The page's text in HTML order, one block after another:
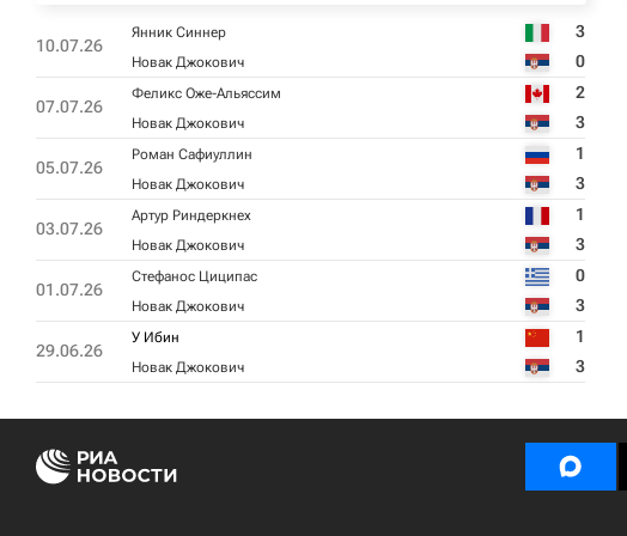
10.07.26
Янник Синнер 3
Новак Джокович 0
07.07.26
Феликс Оже-Альяссим 2
Новак Джокович 3
05.07.26
Роман Сафиуллин 1
Новак Джокович 3
03.07.26
Артур Риндеркнех 1
Новак Джокович 3
01.07.26
Стефанос Циципас 0
Новак Джокович 3
29.06.26
У Ибин 1
Новак Джокович 3